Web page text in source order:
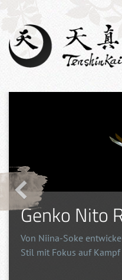
Genko Nito
Von Niina-Soke
Stil mit Fokus auf